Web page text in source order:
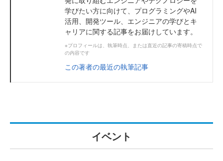
学びたい方に向けて、プログラミングやAI
活用、開発ツール、エンジニアの学びとキ
ャリアに関する記事をお届けしています。
※プロフィールは、執筆時点、または直近の記事の寄稿時点で
の内容です
この著者の最近の執筆記事
イベント